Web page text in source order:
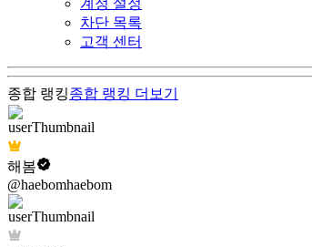
계정 설정
차단 목록
고객 센터
종합 랭킹종합 랭킹 더보기
해봄
@haebomhaebom